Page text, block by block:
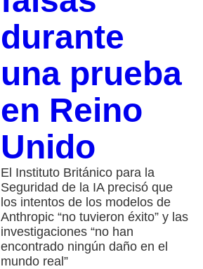
durante
una prueba
en Reino
Unido
El Instituto Británico para la
Seguridad de la IA precisó que
los intentos de los modelos de
Anthropic “no tuvieron éxito” y las
investigaciones “no han
encontrado ningún daño en el
mundo real”